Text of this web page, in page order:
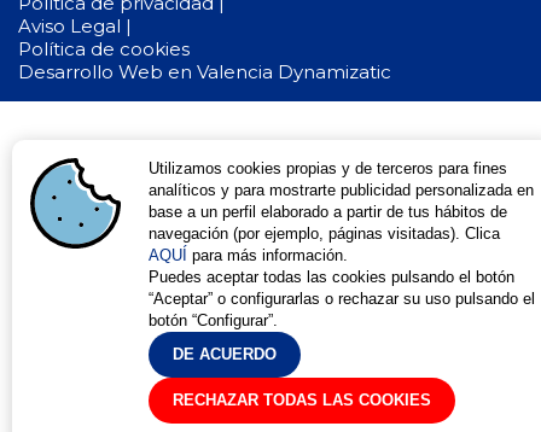
Aviso Legal |
Política de cookies
Desarrollo Web en Valencia Dynamizatic
Utilizamos cookies propias y de terceros para fines
analíticos y para mostrarte publicidad personalizada en
base a un perfil elaborado a partir de tus hábitos de
navegación (por ejemplo, páginas visitadas). Clica
AQUÍ para más información.
Puedes aceptar todas las cookies pulsando el botón
“Aceptar” o configurarlas o rechazar su uso pulsando el
botón “Configurar”.
DE ACUERDO
RECHAZAR TODAS LAS COOKIES